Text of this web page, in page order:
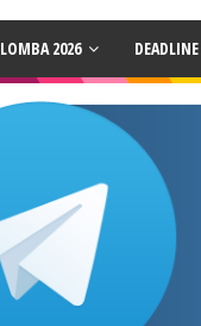
LOMBA 2026 DEADLINE